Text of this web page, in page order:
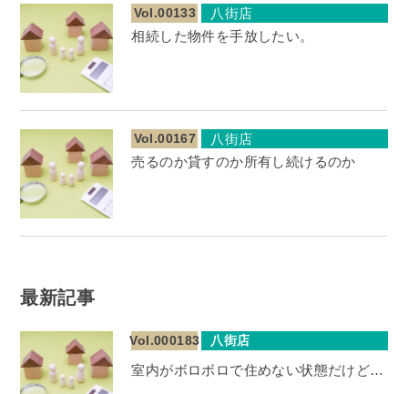
Vol.00133
八街店
相続した物件を手放したい。
Vol.00167
八街店
売るのか貸すのか所有し続けるのか
最新記事
Vol.000183 八街店
室内がボロボロで住めない状態だけど…